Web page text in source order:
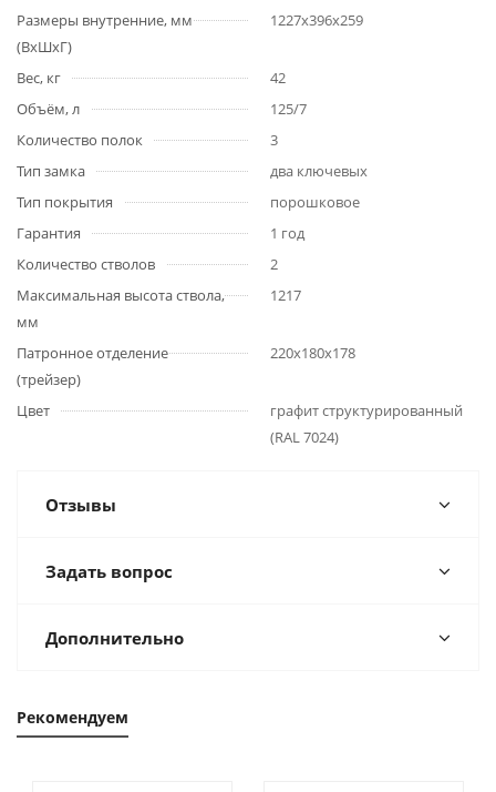
Размеры внутренние, мм
(ВхШхГ)
1227x396x259
Вес, кг
42
Объём, л
125/7
Количество полок
3
Тип замка
два ключевых
Тип покрытия
порошковое
Гарантия
1 год
Количество стволов
2
Максимальная высота ствола,
мм
1217
Патронное отделение
(трейзер)
220х180х178
Цвет
графит структурированный
(RAL 7024)
Отзывы
Задать вопрос
Дополнительно
Рекомендуем